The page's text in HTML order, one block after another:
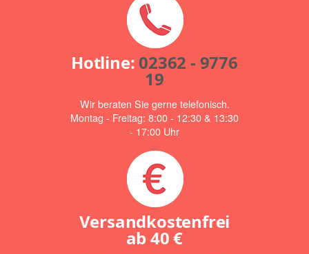
Hotline: 02362 - 9776
19
Wir beraten Sie gerne telefonisch.
Montag - Freitag: 8:00 - 12:30 & 13:30
- 17:00 Uhr
Versandkostenfrei
ab40 €